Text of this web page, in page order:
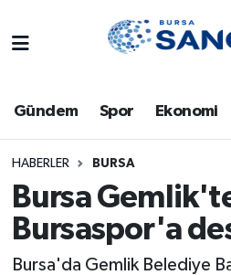
Gündem Spor Ekonomi
HABERLER BURSA
Bursa
Bursaspor'a
Bursa'da Gemlik Belediye
Bursa
Dünya
Eğitim
Ekonomi
Trafik Durumu
Süper Lig Puan Durumu
Tüm Manşetler
Son Dakika Haberleri